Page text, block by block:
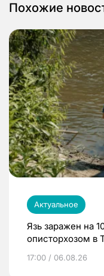
Похожие
Актуальное
Язь заражен на
описторхозом в
17:00 / 06.08.26